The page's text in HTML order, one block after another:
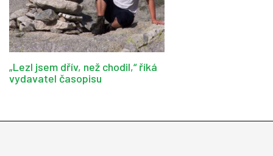
„Lezl jsem dřív, než chodil,“ říká
vydavatel časopisu